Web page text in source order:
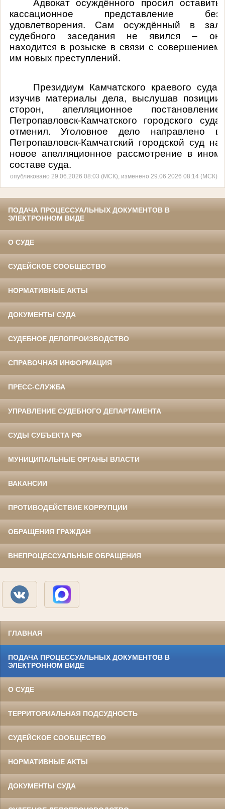
Адвокат осуждённого просил оставить
кассационное представление без
удовлетворения. Сам осуждённый в зал
судебного заседания не явился – он
находится в розыске в связи с совершением
им новых преступлений.
Президиум Камчатского краевого суда,
изучив материалы дела, выслушав позиции
сторон, апелляционное постановление
Петропавловск-Камчатского городского суда
отменил. Уголовное дело направлено в
Петропавловск-Камчатский городской суд на
новое апелляционное рассмотрение в ином
составе суда.
опубликовано 29.06.2026 08:03 (МСК), изменено 29.06.2026 08:14 (МСК)
ПОДАЧА ПРОЦЕССУАЛЬНЫХ ДОКУМЕНТОВ В
ЭЛЕКТРОННОМ ВИДЕ
О СУДЕ
СУДЕЙСКОЕ СООБЩЕСТВО
НОРМАТИВНЫЕ АКТЫ
ДОКУМЕНТЫ СУДА
СУДЕБНОЕ ДЕЛОПРОИЗВОДСТВО
СПРАВОЧНАЯ ИНФОРМАЦИЯ
ПРЕСС-СЛУЖБА
УПРАВЛЕНИЕ СУДЕБНОГО ДЕПАРТАМЕНТА
СУДЫ СУБЪЕКТА РФ
МУНИЦИПАЛЬНЫЕ ОРГАНЫ ВЛАСТИ
ВАКАНСИИ
ПРОТИВОДЕЙСТВИЕ КОРРУПЦИИ
ОБРАЩЕНИЯ ГРАЖДАН
ВНЕПРОЦЕССУАЛЬНЫЕ ОБРАЩЕНИЯ
ГЛАВНАЯ
ПОДАЧА ПРОЦЕССУАЛЬНЫХ ДОКУМЕНТОВ В
ЭЛЕКТРОННОМ ВИДЕ
О СУДЕ
ТЕРРИТОРИАЛЬНАЯ ПОДСУДНОСТЬ
СУДЕЙСКОЕ СООБЩЕСТВО
НОРМАТИВНЫЕ АКТЫ
ДОКУМЕНТЫ СУДА